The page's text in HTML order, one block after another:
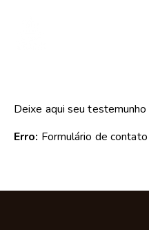
Deixe aqui seu testemunho
Erro: Formulário de